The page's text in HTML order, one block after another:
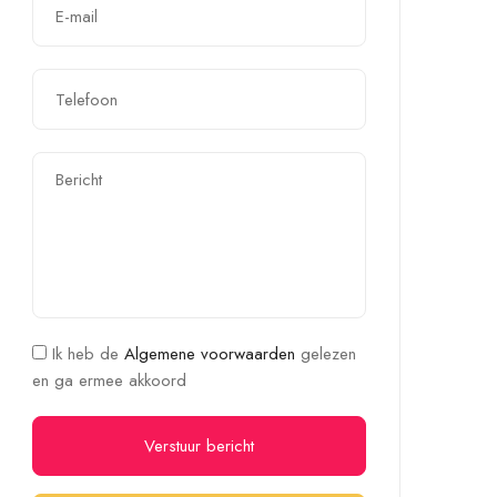
Ik heb de Algemene voorwaarden gelezen
en ga ermee akkoord
Verstuur bericht